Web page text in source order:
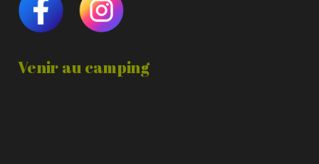
Venir au camping